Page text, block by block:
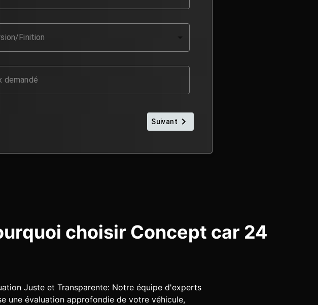
Finition
demandé
Suivant
choisir Concept car 24
Juste et Transparente: Notre équipe d'experts
une évaluation approfondie de votre véhicule,